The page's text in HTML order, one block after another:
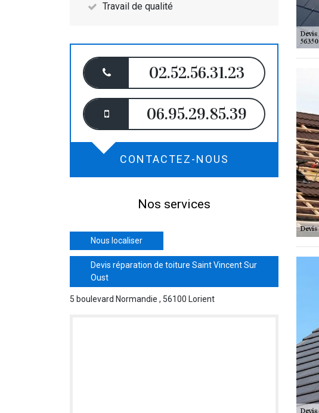
Travail de qualité
02.52.56.31.23
06.95.29.85.39
CONTACTEZ-NOUS
Nos services
Nous localiser
Devis réparation de toiture Saint Vincent Sur
Oust
5 boulevard Normandie , 56100 Lorient